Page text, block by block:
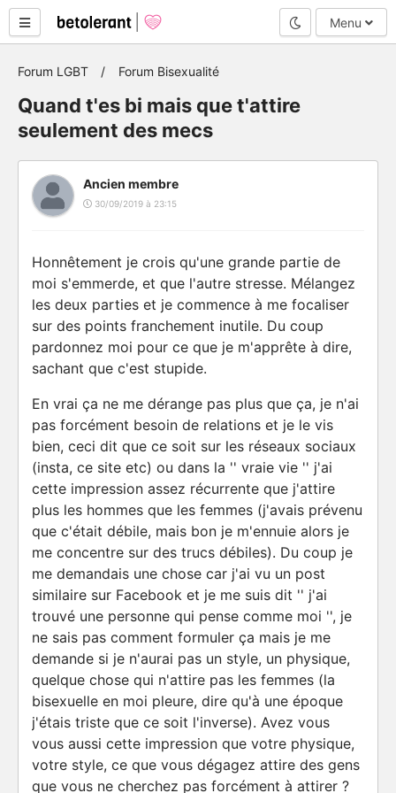
Mode nuit
Menu
Forum LGBT Forum Bisexualité
Quand t'es bi mais que t'attire
seulement des mecs
Ancien membre
30/09/2019 à 23:15
Honnêtement je crois qu'une grande partie de
moi s'emmerde, et que l'autre stresse. Mélangez
les deux parties et je commence à me focaliser
sur des points franchement inutile. Du coup
pardonnez moi pour ce que je m'apprête à dire,
sachant que c'est stupide.
En vrai ça ne me dérange pas plus que ça, je n'ai
pas forcément besoin de relations et je le vis
bien, ceci dit que ce soit sur les réseaux sociaux
(insta, ce site etc) ou dans la '' vraie vie '' j'ai
cette impression assez récurrente que j'attire
plus les hommes que les femmes (j'avais prévenu
que c'était débile, mais bon je m'ennuie alors je
me concentre sur des trucs débiles). Du coup je
me demandais une chose car j'ai vu un post
similaire sur Facebook et je me suis dit '' j'ai
trouvé une personne qui pense comme moi '', je
ne sais pas comment formuler ça mais je me
demande si je n'aurai pas un style, un physique,
quelque chose qui n'attire pas les femmes (la
bisexuelle en moi pleure, dire qu'à une époque
j'étais triste que ce soit l'inverse). Avez vous
vous aussi cette impression que votre physique,
votre style, ce que vous dégagez attire des gens
que vous ne cherchez pas forcément à attirer ?